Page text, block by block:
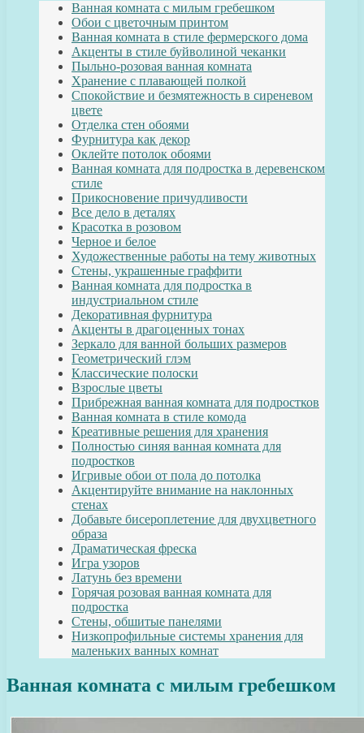
Ванная комната с милым гребешком
Обои с цветочным принтом
Ванная комната в стиле фермерского дома
Акценты в стиле буйволиной чеканки
Пыльно-розовая ванная комната
Хранение с плавающей полкой
Спокойствие и безмятежность в сиреневом
цвете
Отделка стен обоями
Фурнитура как декор
Оклейте потолок обоями
Ванная комната для подростка в деревенском
стиле
Прикосновение причудливости
Все дело в деталях
Красотка в розовом
Черное и белое
Художественные работы на тему животных
Стены, украшенные граффити
Ванная комната для подростка в
индустриальном стиле
Декоративная фурнитура
Акценты в драгоценных тонах
Зеркало для ванной больших размеров
Геометрический глэм
Классические полоски
Взрослые цветы
Прибрежная ванная комната для подростков
Ванная комната в стиле комода
Креативные решения для хранения
Полностью синяя ванная комната для
подростков
Игривые обои от пола до потолка
Акцентируйте внимание на наклонных
стенах
Добавьте бисероплетение для двухцветного
образа
Драматическая фреска
Игра узоров
Латунь без времени
Горячая розовая ванная комната для
подростка
Стены, обшитые панелями
Низкопрофильные системы хранения для
маленьких ванных комнат
Ванная комната с милым гребешком